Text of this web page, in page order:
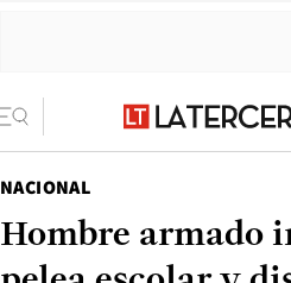
NACIONAL
Hombre armado